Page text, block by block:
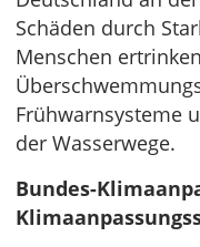
Schäden durch
Menschen
Frühwarnsysteme
der Wasserwege.
Bundes-